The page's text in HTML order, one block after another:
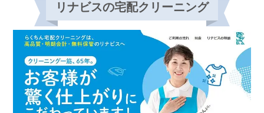
リナビスの宅配クリーニング